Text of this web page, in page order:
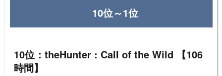
10位～1位
10位：theHunter : Call of the Wild 【106
時間】